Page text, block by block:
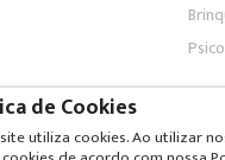
de Cookies
utiliza cookies. Ao utilizar